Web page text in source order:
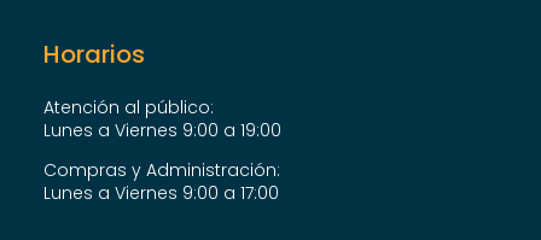
Horarios
Atención al público:
Lunes a Viernes 9:00 a 19:00
Compras y Administración:
Lunes a Viernes 9:00 a 17:00